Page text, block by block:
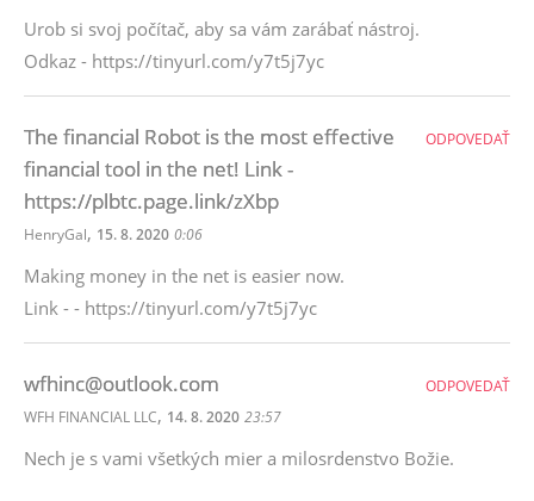
Urob si svoj počítač, aby sa vám zarábať nástroj.
Odkaz - https://tinyurl.com/y7t5j7yc
The financial Robot is the most effective
financial tool in the net! Link -
https://plbtc.page.link/zXbp
HenryGal, 15. 8. 2020 0:06
Making money in the net is easier now.
Link - - https://tinyurl.com/y7t5j7yc
ODPOVEDAŤ
wfhinc@outlook.com
WFH FINANCIAL LLC, 14. 8. 2020 23:57
Nech je s vami všetkých mier a milosrdenstvo Božie.
ODPOVEDAŤ